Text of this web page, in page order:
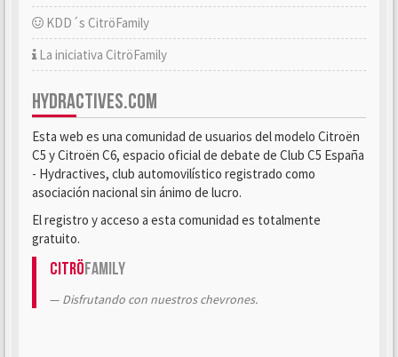
KDD´s CitröFamily
La iniciativa CitröFamily
HYDRACTIVES.COM
Esta web es una comunidad de usuarios del modelo Citroën
C5 y Citroën C6, espacio oficial de debate de Club C5 España
- Hydractives, club automovilístico registrado como
asociación nacional sin ánimo de lucro.
El registro y acceso a esta comunidad es totalmente
gratuito.
CitröFamily
Disfrutando con nuestros chevrones.